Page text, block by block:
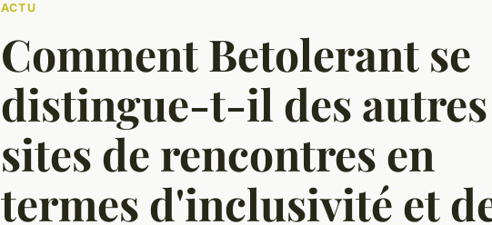
ACTU
Comment Betolerant se
distingue-t-il des autres
sites de rencontres en
termes d'inclusivité et